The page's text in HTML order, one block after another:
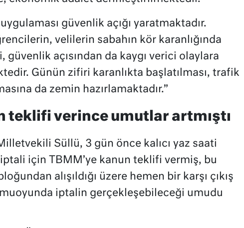
uygulaması güvenlik açığı yaratmaktadır.
velilerin sabahın kör karanlığında
güvenlik açısından da kaygı verici olaylara
Günün zifiri karanlıkta başlatılması, trafik
da zemin hazırlamaktadır.”
teklifi verince umutlar artmıştı
Süllü, 3 gün önce kalıcı yaz saati
iptali için TBMM’ye kanun teklifi vermiş, bu
alışıldığı üzere hemen bir karşı çıkış
iptalin gerçekleşebileceği umudu